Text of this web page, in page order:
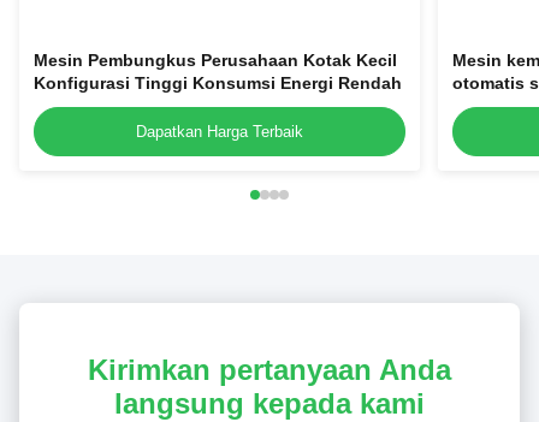
Mesin Pembungkus Perusahaan Kotak Kecil
Konfigurasi Tinggi Konsumsi Energi Rendah
Dapatkan Harga Terbaik
Mesin
otomatis
Kirimkan pertanyaan Anda
langsung kepada kami